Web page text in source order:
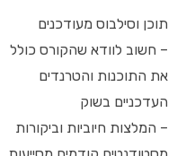
תוכן וסילבוס מעודכנים
– חשוב לוודא שהקורס כולל
את התוכנות והטרנדים
העדכניים בשוק
– המלצות חיוביות וביקורות